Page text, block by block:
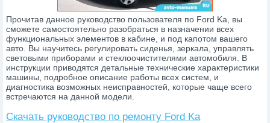
Прочитав данное руководство пользователя по Ford Ka, вы
сможете самостоятельно разобраться в назначении всех
функциональных элементов в кабине, и под капотом вашего
авто. Вы научитесь регулировать сиденья, зеркала, управлять
световыми приборами и стеклоочистителями автомобиля. В
инструкции приводятся детальные технические характеристики
машины, подробное описание работы всех систем, и
диагностика возможных неисправностей, которые чаще всего
встречаются на данной модели.
Скачать руководство по ремонту Ford Ka